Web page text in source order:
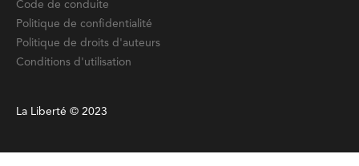
Code de conduite
Politique de confidentialité
Politique de droits d'auteurs
Conditions d'utilisation
La Liberté © 2023